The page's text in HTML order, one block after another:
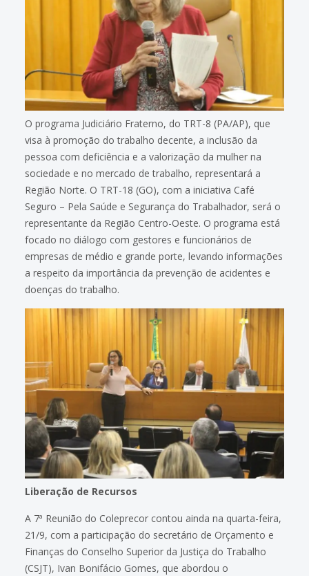
O programa Judiciário Fraterno, do TRT-8 (PA/AP), que
visa à promoção do trabalho decente, a inclusão da
pessoa com deficiência e a valorização da mulher na
sociedade e no mercado de trabalho, representará a
Região Norte. O TRT-18 (GO), com a iniciativa Café
Seguro – Pela Saúde e Segurança do Trabalhador, será o
representante da Região Centro-Oeste. O programa está
focado no diálogo com gestores e funcionários de
empresas de médio e grande porte, levando informações
a respeito da importância da prevenção de acidentes e
doenças do trabalho.
Liberação de Recursos
A 7ª Reunião do Coleprecor contou ainda na quarta-feira,
21/9, com a participação do secretário de Orçamento e
Finanças do Conselho Superior da Justiça do Trabalho
(CSJT), Ivan Bonifácio Gomes, que abordou o